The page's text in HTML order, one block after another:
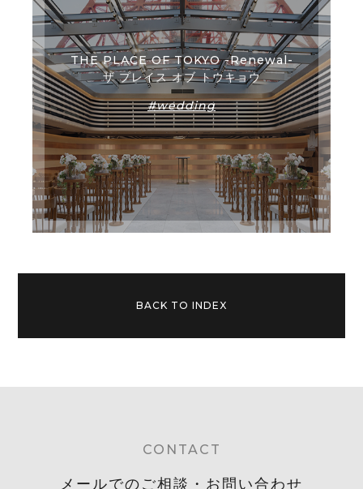
THE PLACE OF TOKYO -Renewal-
ザ プレイス オブ トウキョウ
#wedding
BACK TO INDEX
CONTACT
メールでのご相談・お問い合わせ